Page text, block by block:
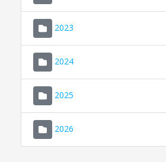
2023
2024
2025
2026